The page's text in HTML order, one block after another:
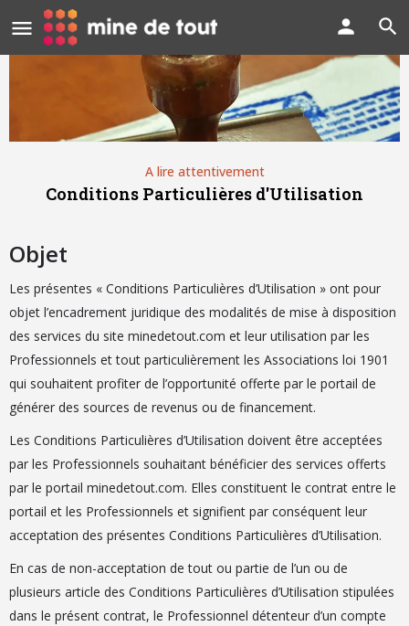
A lire attentivement
Conditions Particulières d'Utilisation
Objet
Les présentes « Conditions Particulières d’Utilisation » ont pour
objet l’encadrement juridique des modalités de mise à disposition
des services du site minedetout.com et leur utilisation par les
Professionnels et tout particulièrement les Associations loi 1901
qui souhaitent profiter de l’opportunité offerte par le portail de
générer des sources de revenus ou de financement.
Les Conditions Particulières d’Utilisation doivent être acceptées
par les Professionnels souhaitant bénéficier des services offerts
par le portail minedetout.com. Elles constituent le contrat entre le
portail et les Professionnels et signifient par conséquent leur
acceptation des présentes Conditions Particulières d’Utilisation.
En cas de non-acceptation de tout ou partie de l’un ou de
plusieurs article des Conditions Particulières d’Utilisation stipulées
dans le présent contrat, le Professionnel détenteur d’un compte